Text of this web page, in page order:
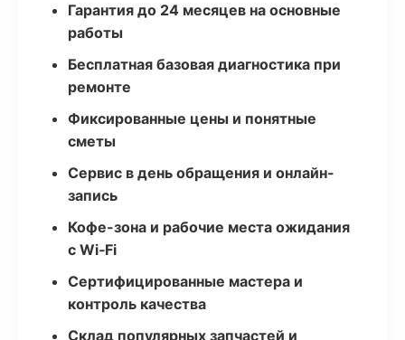
Гарантия до 24 месяцев на основные
работы
Бесплатная базовая диагностика при
ремонте
Фиксированные цены и понятные
сметы
Сервис в день обращения и онлайн-
запись
Кофе-зона и рабочие места ожидания
с Wi‑Fi
Сертифицированные мастера и
контроль качества
Склад популярных запчастей и